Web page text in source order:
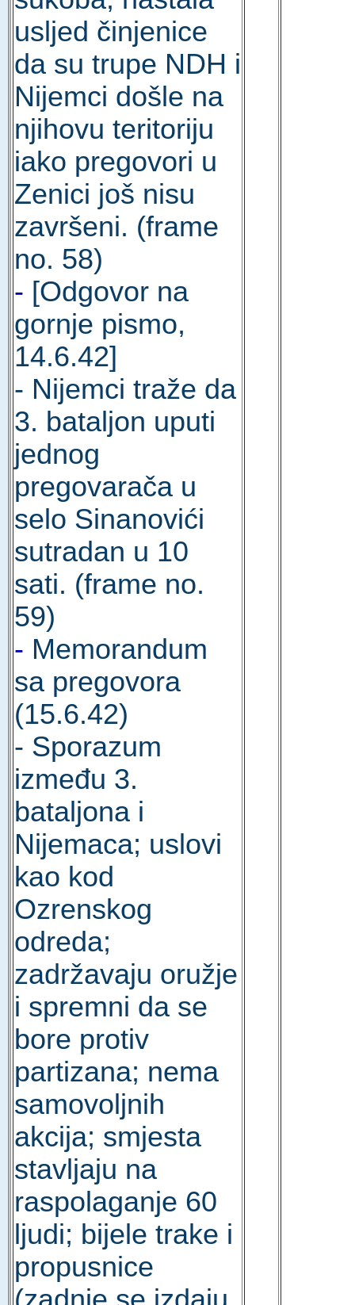
usljed činjenice
da su trupe NDH i
Nijemci došle na
njihovu teritoriju
iako pregovori u
Zenici još nisu
završeni. (frame
no. 58)
- [Odgovor na
gornje pismo,
14.6.42]
- Nijemci traže da
3. bataljon uputi
jednog
pregovarača u
selo Sinanovići
sutradan u 10
sati. (frame no.
59)
- Memorandum
sa pregovora
(15.6.42)
- Sporazum
između 3.
bataljona i
Nijemaca; uslovi
kao kod
Ozrenskog
odreda;
zadržavaju oružje
i spremni da se
bore protiv
partizana; nema
samovoljnih
akcija; smjesta
stavljaju na
raspolaganje 60
ljudi; bijele trake i
propusnice